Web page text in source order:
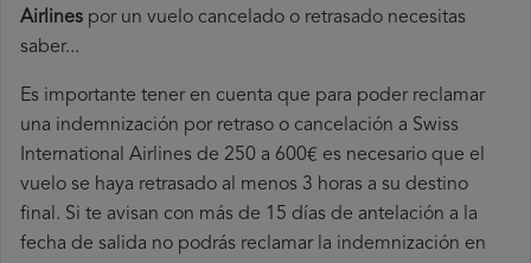
Airlines por un vuelo cancelado o retrasado necesitas
saber...
Es importante tener en cuenta que para poder reclamar
una indemnización por retraso o cancelación a Swiss
International Airlines de 250 a 600€ es necesario que el
vuelo se haya retrasado al menos 3 horas a su destino
final. Si te avisan con más de 15 días de antelación a la
fecha de salida no podrás reclamar la indemnización en